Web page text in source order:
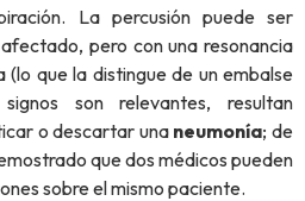
La percusión puede ser
pero con una resonancia
que la distingue de un embalse
son relevantes, resultan
o descartar una neumonía; de
que dos médicos pueden
sobre el mismo paciente.